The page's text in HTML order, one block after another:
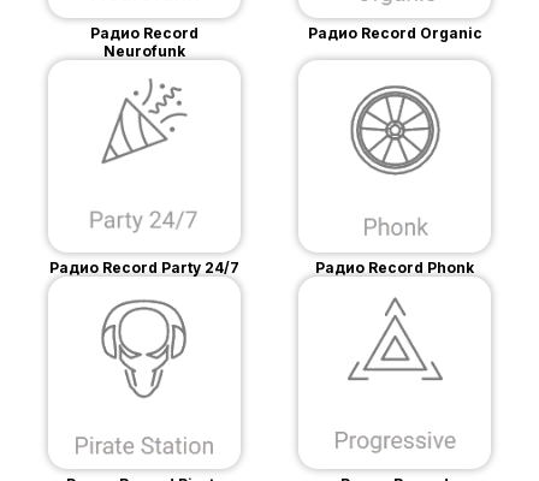
Радио Record
Neurofunk
Радио Record Organic
Радио Record Party 24/7 Радио Record Phonk